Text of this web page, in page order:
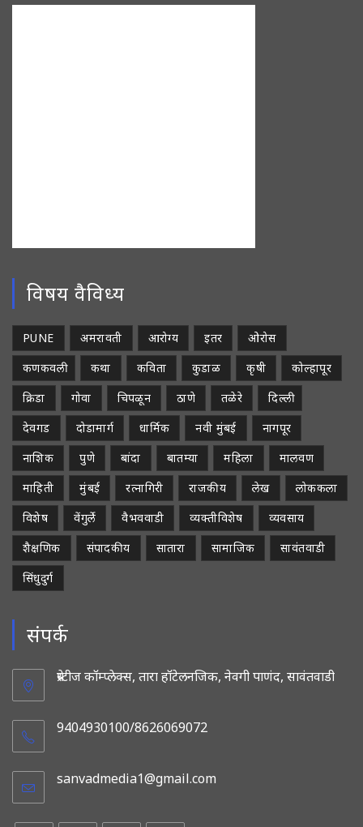
विषय वैविध्य
PUNE अमरावती आरोग्य इतर
ओरोस
कणकवली
कथा कविता कुडाळ कृषी
कोल्हापूर
क्रिडा
गोवा चिपळून ठाणे तळेरे
दिल्ली
देवगड
दोडामार्ग धार्मिक नवी मुंबई
नागपूर
नाशिक
पुणे बांदा बातम्या महिला
मालवण
माहिती
मुंबई रत्नागिरी राजकीय लेख
लोककला
विशेष
वेंगुर्ले वैभववाडी व्यक्तीविशेष
व्यवसाय
शैक्षणिक
संपादकीय सातारा सामाजिक
सावंतवाडी
सिंधुदुर्ग
संपर्क
प्रेस्टीज कॉम्प्लेक्स, तारा हॉटेलनजिक, नेवगी पाणंद, सावंतवाडी
9404930100/8626069072
sanvadmedia1@gmail.com